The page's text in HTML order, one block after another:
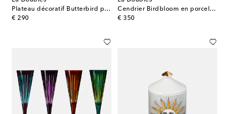
Plateau décoratif Butterbird par Beto Val
€ 290
original price
Cendrier Birdbloom en porcelaine par Beto Val
€ 350
original price